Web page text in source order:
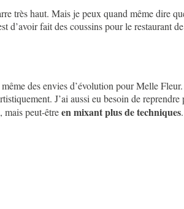
très haut. Mais je peux quand même dire
d’avoir fait des coussins pour le restaurant
des envies d’évolution pour Melle
J’ai aussi eu besoin de reprendre
mais peut-êtreen mixant plus de techniques